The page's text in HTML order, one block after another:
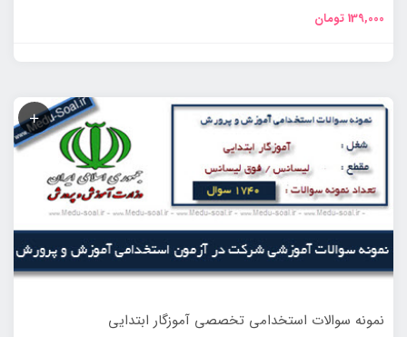
139,000تومان
نمونه سوالات استخدامی تخصصی آموزگار ابتدایی